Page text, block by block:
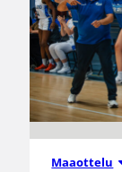
Maaottelu